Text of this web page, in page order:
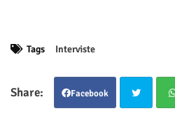
Tags Interviste
Facebook